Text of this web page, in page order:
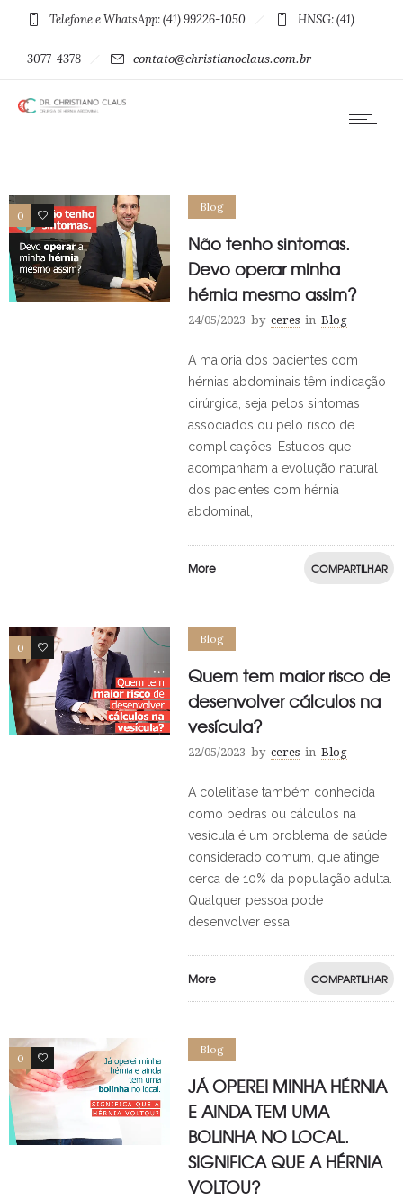
Telefone e WhatsApp: (41) 99226-1050 HNSG: (41)
3077-4378 contato@christianoclaus.com.br
0 0
Blog
Não tenho sintomas.
Devo operar minha
hérnia mesmo assim?
24/05/2023 by ceres in Blog
A maioria dos pacientes com
hérnias abdominais têm indicação
cirúrgica, seja pelos sintomas
associados ou pelo risco de
complicações. Estudos que
acompanham a evolução natural
dos pacientes com hérnia
abdominal,
More COMPARTILHAR
0 0
Blog
Quem tem maior risco de
desenvolver cálculos na
vesícula?
22/05/2023 by ceres in Blog
A colelitíase também conhecida
como pedras ou cálculos na
vesícula é um problema de saúde
considerado comum, que atinge
cerca de 10% da população adulta.
Qualquer pessoa pode
desenvolver essa
More COMPARTILHAR
0 0
Blog
JÁ OPEREI MINHA HÉRNIA
E AINDA TEM UMA
BOLINHA NO LOCAL.
SIGNIFICA QUE A HÉRNIA
VOLTOU?